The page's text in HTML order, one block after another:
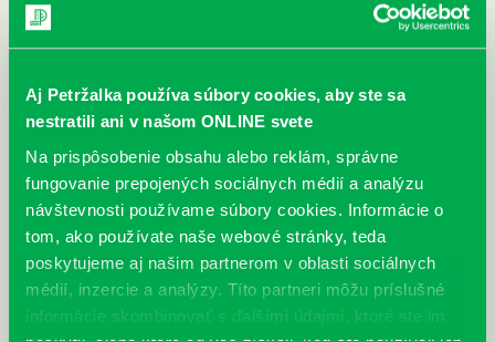
Aj Petržalka používa súbory cookies, aby ste sa
nestratili ani v našom ONLINE svete
Na prispôsobenie obsahu alebo reklám, správne
fungovanie prepojených sociálnych médií a analýzu
návštevnosti používame súbory cookies. Informácie o
tom, ako používate naše webové stránky, teda
poskytujeme aj našim partnerom v oblasti sociálnych
médií, inzercie a analýzy. Títo partneri môžu príslušné
informácie skombinovať s ďalšími údajmi, ktoré ste im